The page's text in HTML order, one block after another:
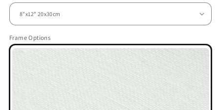
Frame Options